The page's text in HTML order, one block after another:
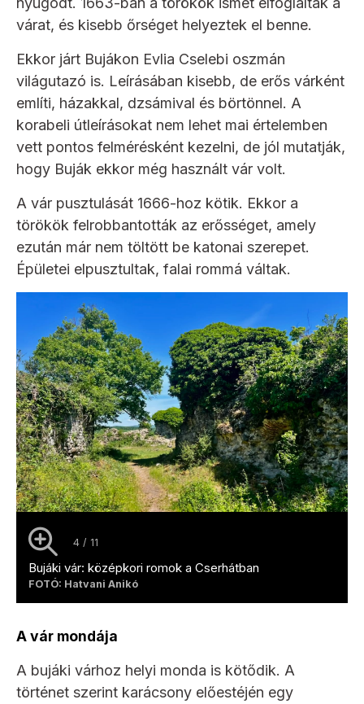
várat, és kisebb őrséget helyeztek el benne.
Ekkor járt Bujákon Evlia Cselebi oszmán
világutazó is. Leírásában kisebb, de erős várként
említi, házakkal, dzsámival és börtönnel. A
korabeli útleírásokat nem lehet mai értelemben
vett pontos felmérésként kezelni, de jól mutatják,
hogy Buják ekkor még használt vár volt.
A vár pusztulását 1666-hoz kötik. Ekkor a
törökök felrobbantották az erősséget, amely
ezután már nem töltött be katonai szerepet.
Épületei elpusztultak, falai rommá váltak.
4 / 11
Bujáki vár: középkori romok a Cserhátban
FOTÓ: Hatvani Anikó
A vár mondája
A bujáki várhoz helyi monda is kötődik. A
történet szerint karácsony előestéjén egy